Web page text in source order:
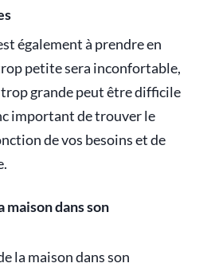
également à prendre en
petite sera inconfortable,
grande peut être difficile
important de trouver le
de vos besoins et de
maison dans son
la maison dans son